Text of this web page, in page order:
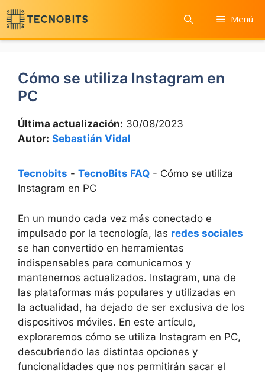
Saltar
al
contenido
Menú
Cómo se utiliza Instagram en
PC
Última actualización: 30/08/2023
Autor: Sebastián Vidal
Tecnobits - TecnoBits FAQ - Cómo se utiliza
Instagram en PC
En un mundo ​cada vez más ⁢conectado e
impulsado por la tecnología, las redes sociales
⁣se han convertido en herramientas
indispensables para comunicarnos y
mantenernos actualizados. Instagram, una de
‍las⁤ plataformas más populares y utilizadas‍ en
la actualidad,⁢ ha dejado de ser ⁢exclusiva de los⁢
dispositivos‍ móviles. En este⁣ artículo,
‌exploraremos cómo se utiliza⁤ Instagram en⁢ PC,
‍descubriendo las distintas opciones y
funcionalidades que‍ nos permitirán sacar⁢ el